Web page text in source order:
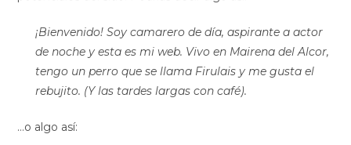
¡Bienvenido! Soy camarero de día, aspirante a actor
de noche y esta es mi web. Vivo en Mairena del Alcor,
tengo un perro que se llama Firulais y me gusta el
rebujito. (Y las tardes largas con café).
…o algo así: